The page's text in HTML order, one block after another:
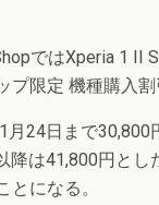
ではXperia 1 II
プ限定 機種購入割
24日まで30,800
降は41,800円とし
とになる。